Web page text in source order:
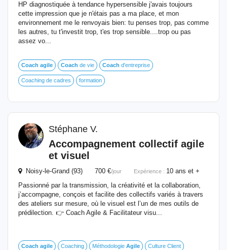
HP diagnostiquée à tendance hypersensible j'avais toujours
cette impression que je n'étais pas a ma place, et mon
environnement me le renvoyais bien: tu penses trop, pas comme
les autres, tu t'investit trop, t'es trop sensible....trop ou pas
assez vo...
Coach agile Coach de vie Coach d'entreprise
Coaching de cadres formation
Stéphane V.
Accompagnement collectif agile
et visuel
Noisy-le-Grand (93) 700 €/jour Expérience : 10 ans et +
Passionné par la transmission, la créativité et la collaboration,
j’accompagne, conçois et facilite des collectifs variés à travers
des ateliers sur mesure, où le visuel est l’un de mes outils de
prédilection. 👉 Coach Agile & Facilitateur visu...
Coach agile Coaching Méthodologie Agile Culture Client